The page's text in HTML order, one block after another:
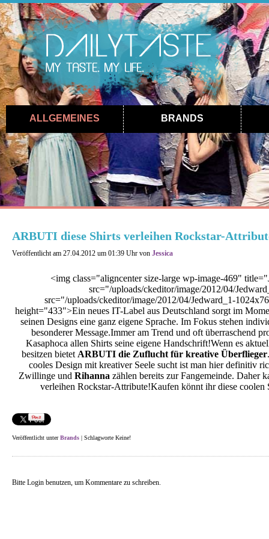
ALLGEMEINES BRANDS
ARBUTI diese Shirts verleihen Rockstar-
Veröffentlicht am 27.04.2012 um 01:39 Uhr von Jessica
<img class="aligncenter size-large wp-image-469"
src="/uploads/ckeditor/image/2012/04/
src="/uploads/ckeditor/image/2012/04/Jedward_1-
height="433">Ein neues IT-Label aus Deutschland sorgt im
seinen Designs eine ganz eigene Sprache. Im Fokus stehen
besonderer Message.Immer am Trend und oft überraschend
Kasaphoca allen Shirts seine eigene Handschrift!Wenn es
besitzen bietet ARBUTI die Zuflucht für kreative Überflieger
cooles Design mit kreativer Seele sucht ist man hier definitiv
Zwillinge undRihanna zählen bereits zur Fangemeinde. Daher
verleihen Rockstar-Attribute!Kaufen könnt ihr diese coolen
Veröffentlicht unterBrands | Schlagworte Keine!
Bitte Login benutzen, um Kommentare zu schreiben.